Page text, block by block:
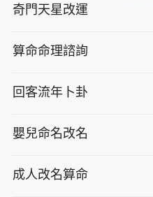
奇門天星改運
算命命理諮詢
回客流年卜卦
嬰兒命名改名
成人改名算命